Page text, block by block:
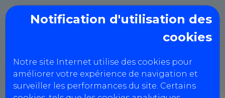
Notification d'utilisation des
cookies
Notre site Internet utilise des cookies pour
améliorer votre expérience de navigation et
surveiller les performances du site. Certains
Controle technique
WD AUTO BILAN
SYSTEMS